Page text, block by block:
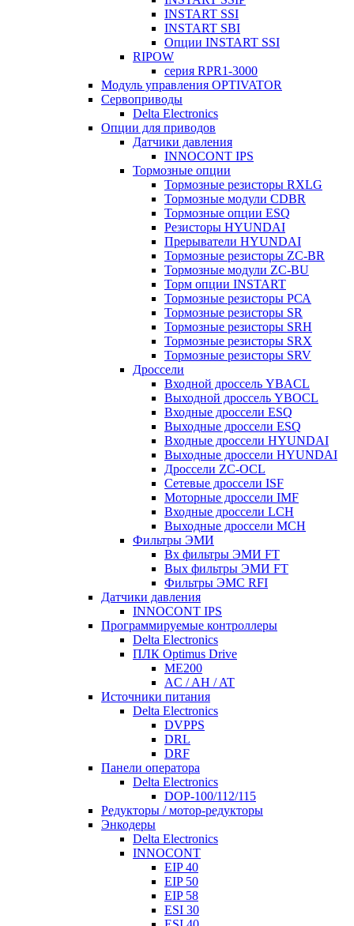
INSTART SSI
INSTART SBI
Опции INSTART SSI
RIPOW
серия RPR1-3000
Модуль управления OPTIVATOR
Сервоприводы
Delta Electronics
Опции для приводов
Датчики давления
INNOCONT IPS
Тормозные опции
Тормозные резисторы RXLG
Тормозные модули CDBR
Тормозные опции ESQ
Резисторы HYUNDAI
Прерыватели HYUNDAI
Тормозные резисторы ZC-BR
Тормозные модули ZC-BU
Торм опции INSTART
Тормозные резисторы РСА
Тормозные резисторы SR
Тормозные резисторы SRH
Тормозные резисторы SRX
Тормозные резисторы SRV
Дроссели
Входной дроссель YBACL
Выходной дроссель YBOCL
Входные дроссели ESQ
Выходные дроссели ESQ
Входные дроссели HYUNDAI
Выходные дроссели HYUNDAI
Дроссели ZC-OCL
Сетевые дроссели ISF
Моторные дроссели IMF
Входные дроссели LCH
Выходные дроссели MCH
Фильтры ЭМИ
Вх фильтры ЭМИ FT
Вых фильтры ЭМИ FT
Фильтры ЭМС RFI
Датчики давления
INNOCONT IPS
Программируемые контроллеры
Delta Electronics
ПЛК Optimus Drive
ME200
AC / AH / AT
Источники питания
Delta Electronics
DVPPS
DRL
DRF
Панели оператора
Delta Electronics
DOP-100/112/115
Редукторы / мотор-редукторы
Энкодеры
Delta Electronics
INNOCONT
EIP 40
EIP 50
EIP 58
ESI 30